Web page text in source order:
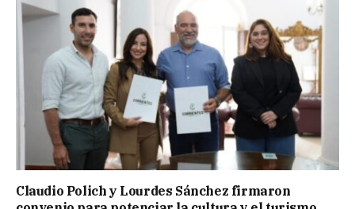
Claudio Polich y Lourdes Sánchez firmaron